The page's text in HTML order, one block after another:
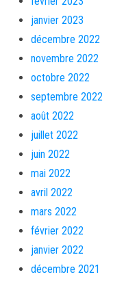
janvier 2023
décembre 2022
novembre 2022
octobre 2022
septembre 2022
août 2022
juillet 2022
juin 2022
mai 2022
avril 2022
mars 2022
février 2022
janvier 2022
décembre 2021